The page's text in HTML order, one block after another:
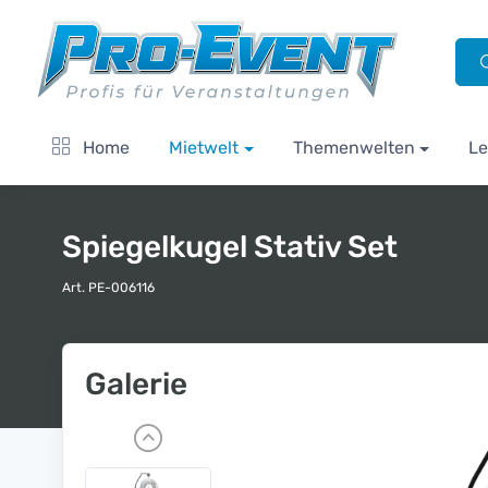
Home Mietwelt Themenwelten
Spiegelkugel Stativ Set
Art. PE-006116
Galerie
P
r